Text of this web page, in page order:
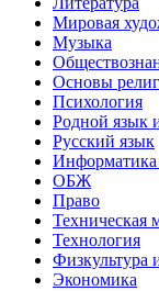
Мировая
Музыка
Основы
Психология
Родной язык
Русский язык
ОБЖ
Право
Техническая
Технология
Физкультура
Экономика